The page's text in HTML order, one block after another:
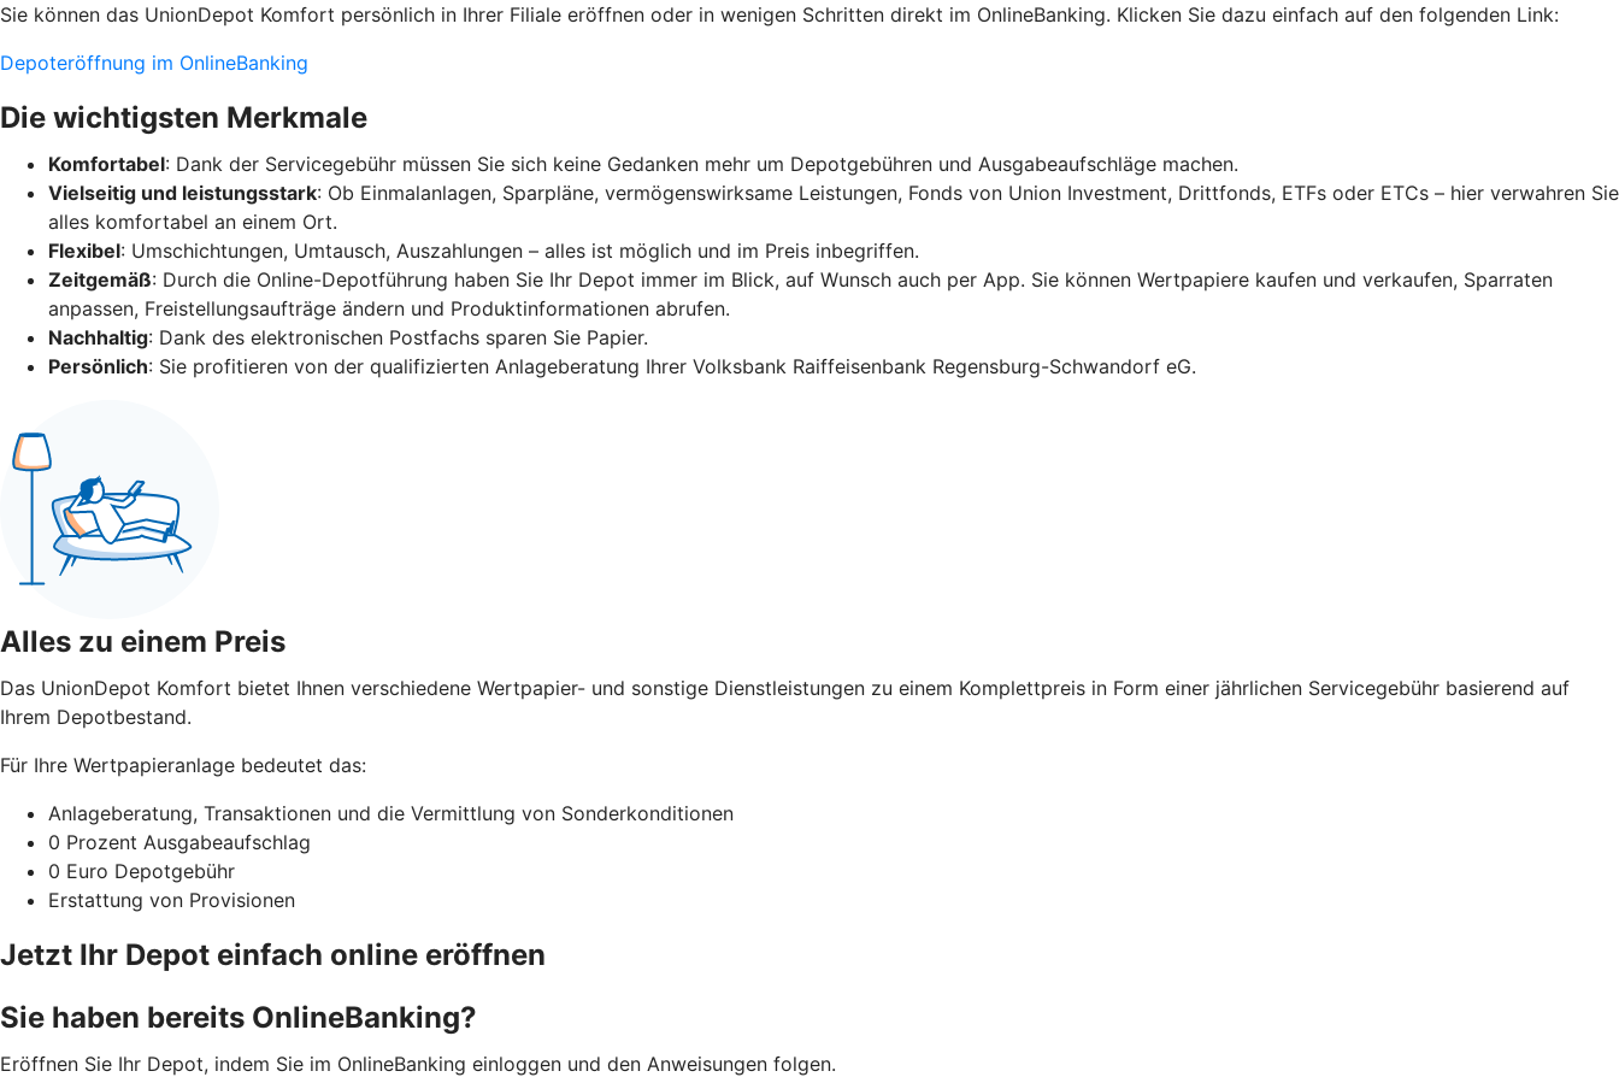
Sie können das UnionDepot Komfort persönlich in Ihrer Filiale eröffnen oder in wenigen Schritten direkt im OnlineBanking. Klicken Sie dazu einfach auf den folgenden Link:
Depoteröffnung im OnlineBanking
Die wichtigsten Merkmale
Komfortabel: Dank der Servicegebühr müssen Sie sich keine Gedanken mehr um Depotgebühren und Ausgabeaufschläge machen.
Vielseitig und leistungsstark: Ob Einmalanlagen, Sparpläne, vermögenswirksame Leistungen, Fonds von Union Investment, Drittfonds, ETFs oder ETCs – hier verwahren Sie
alles komfortabel an einem Ort.
Flexibel: Umschichtungen, Umtausch, Auszahlungen – alles ist möglich und im Preis inbegriffen.
Zeitgemäß: Durch die Online-Depotführung haben Sie Ihr Depot immer im Blick, auf Wunsch auch per App. Sie können Wertpapiere kaufen und verkaufen, Sparraten
anpassen, Freistellungsaufträge ändern und Produktinformationen abrufen.
Nachhaltig: Dank des elektronischen Postfachs sparen Sie Papier.
Persönlich: Sie profitieren von der qualifizierten Anlageberatung Ihrer Volksbank Raiffeisenbank Regensburg-Schwandorf eG.
Alles zu einem Preis
Das UnionDepot Komfort bietet Ihnen verschiedene Wertpapier- und sonstige Dienstleistungen zu einem Komplettpreis in Form einer jährlichen Servicegebühr basierend auf
Ihrem Depotbestand.
Für Ihre Wertpapieranlage bedeutet das:
Anlageberatung, Transaktionen und die Vermittlung von Sonderkonditionen
0 Prozent Ausgabeaufschlag
0 Euro Depotgebühr
Erstattung von Provisionen
Jetzt Ihr Depot einfach online eröffnen
Sie haben bereits OnlineBanking?
Eröffnen Sie Ihr Depot, indem Sie im OnlineBanking einloggen und den Anweisungen folgen.